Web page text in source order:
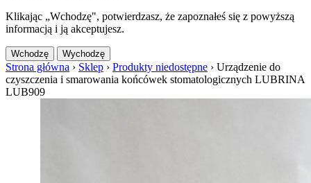
Klikając „Wchodzę", potwierdzasz, że zapoznałeś się z powyższą
informacją i ją akceptujesz.
Wchodzę Wychodzę
Strona główna › Sklep › Produkty niedostępne › Urządzenie do
czyszczenia i smarowania końcówek stomatologicznych LUBRINA
LUB909